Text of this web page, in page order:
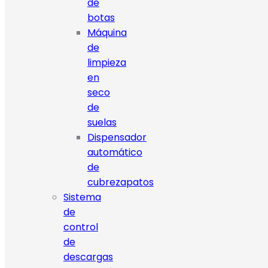
de
botas
Máquina
de
limpieza
en
seco
de
suelas
Dispensador
automático
de
cubrezapatos
Sistema
de
control
de
descargas